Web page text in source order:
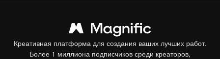
Креативная платформа для создания ваших лучших работ.
Более 1 миллиона подписчиков среди креаторов,